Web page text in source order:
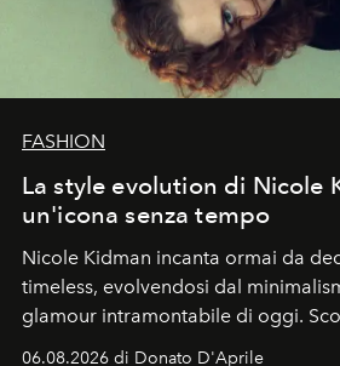
FASHION
La style evolution di Nicole
un'icona senza tempo
Nicole Kidman incanta ormai da
timeless, evolvendosi dal
glamour intramontabile di oggi.
06.08.2026 di Donato D'Aprile